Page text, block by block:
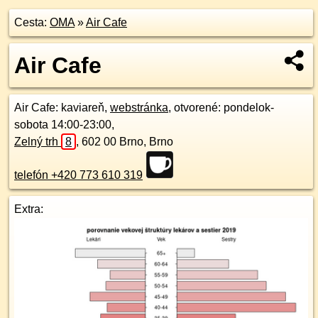
Cesta: OMA»Air Cafe
Air Cafe
Air Cafe: kaviareň, webstránka, otvorené: pondelok-
sobota 14:00-23:00,
Zelný trh
8 , 602 00 Brno, Brno
telefón +420 773 610 319
Extra: